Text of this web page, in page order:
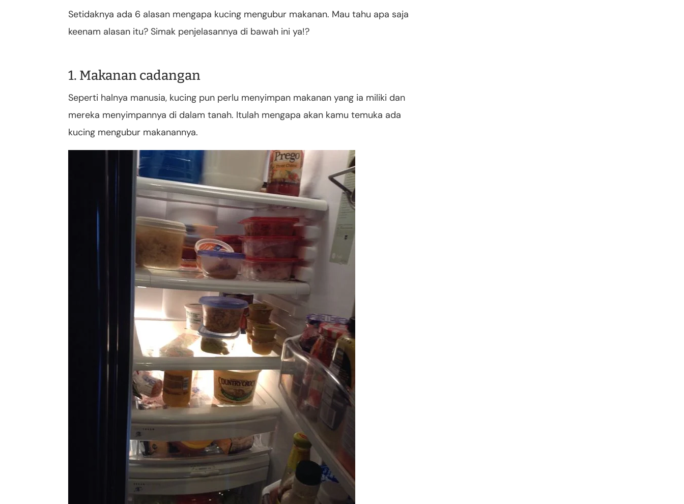
Setidaknya ada 6 alasan mengapa kucing mengubur makanan. Mau tahu apa saja
keenam alasan itu? Simak penjelasannya di bawah ini ya!?
1. Makanan cadangan
Seperti halnya manusia, kucing pun perlu menyimpan makanan yang ia miliki dan
mereka menyimpannya di dalam tanah. Itulah mengapa akan kamu temuka ada
kucing mengubur makanannya.